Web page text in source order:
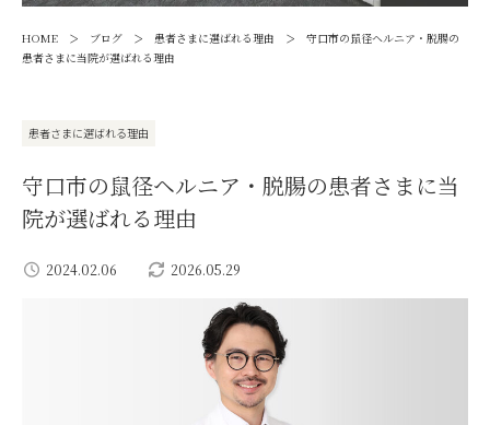
HOME > ブログ > 患者さまに選ばれる理由 >
守口市の鼠径ヘルニア・脱腸の
患者さまに当院が選ばれる理由
患者さまに選ばれる理由
守口市の鼠径ヘルニア・脱腸の患者さまに当
院が選ばれる理由
2024.02.06 2026.05.29